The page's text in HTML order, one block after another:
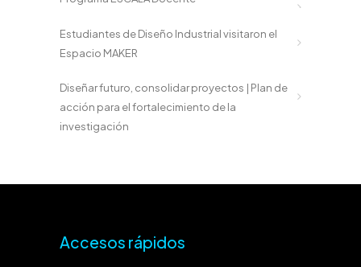
Estudiantes de Diseño Industrial visitaron el
Espacio MAKER
Diseñar futuro, consolidar proyectos | Plan de
acción para el fortalecimiento de la
investigación
Accesos rápidos